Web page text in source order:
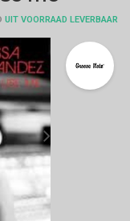
UIT VOORRAAD LEVERBAAR